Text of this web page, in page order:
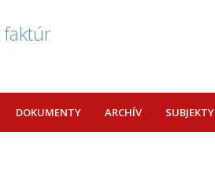
DOKUMENTY ARCHÍV SUBJEKTY